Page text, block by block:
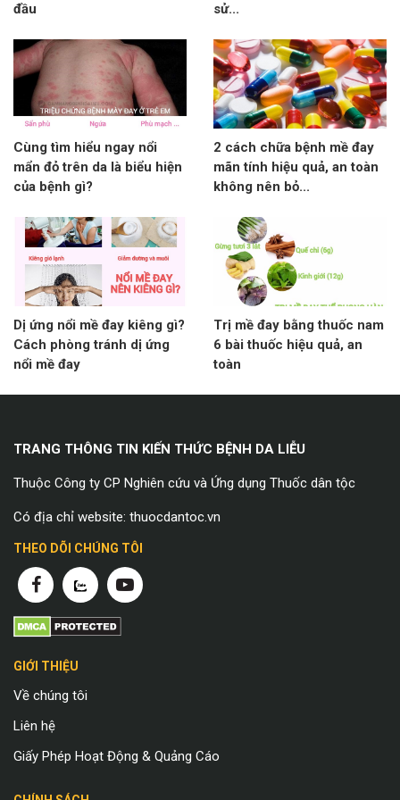
đầu
sử...
Cùng tìm hiểu ngay nổi
mẩn đỏ trên da là biểu hiện
của bệnh gì?
2 cách chữa bệnh mề đay
mãn tính hiệu quả, an toàn
không nên bỏ...
Dị ứng nổi mề đay kiêng gì?
Cách phòng tránh dị ứng
nổi mề đay
Trị mề đay bằng thuốc nam
6 bài thuốc hiệu quả, an
toàn
TRANG THÔNG TIN KIẾN THỨC BỆNH DA LIỄU
Thuộc Công ty CP Nghiên cứu và Ứng dụng Thuốc dân tộc
Có địa chỉ website: thuocdantoc.vn
THEO DÕI CHÚNG TÔI
GIỚI THIỆU
Về chúng tôi
Liên hệ
Giấy Phép Hoạt Động & Quảng Cáo